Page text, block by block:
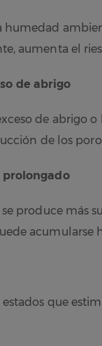
humedad
aumenta el
de abrigo
de abrigo
de los
prolongado
produce más
estados que